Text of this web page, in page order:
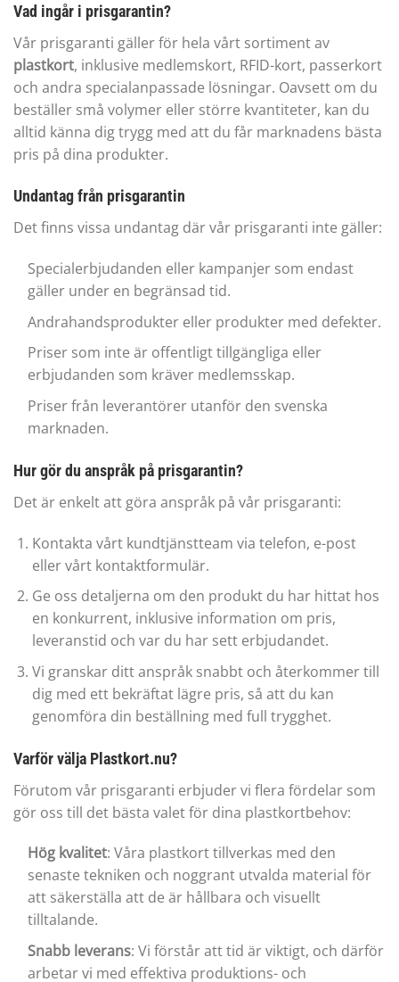
Vad ingår i prisgarantin?
Vår prisgaranti gäller för hela vårt sortiment av
plastkort, inklusive medlemskort, RFID-kort, passerkort
och andra specialanpassade lösningar. Oavsett om du
beställer små volymer eller större kvantiteter, kan du
alltid känna dig trygg med att du får marknadens bästa
pris på dina produkter.
Undantag från prisgarantin
Det finns vissa undantag där vår prisgaranti inte gäller:
Specialerbjudanden eller kampanjer som endast
gäller under en begränsad tid.
Andrahandsprodukter eller produkter med defekter.
Priser som inte är offentligt tillgängliga eller
erbjudanden som kräver medlemsskap.
Priser från leverantörer utanför den svenska
marknaden.
Hur gör du anspråk på prisgarantin?
Det är enkelt att göra anspråk på vår prisgaranti:
Kontakta vårt kundtjänstteam via telefon, e-post
eller vårt kontaktformulär.
Ge oss detaljerna om den produkt du har hittat hos
en konkurrent, inklusive information om pris,
leveranstid och var du har sett erbjudandet.
Vi granskar ditt anspråk snabbt och återkommer till
dig med ett bekräftat lägre pris, så att du kan
genomföra din beställning med full trygghet.
Varför välja Plastkort.nu?
Förutom vår prisgaranti erbjuder vi flera fördelar som
gör oss till det bästa valet för dina plastkortbehov:
Hög kvalitet: Våra plastkort tillverkas med den
senaste tekniken och noggrant utvalda material för
att säkerställa att de är hållbara och visuellt
tilltalande.
Snabb leverans: Vi förstår att tid är viktigt, och därför
arbetar vi med effektiva produktions- och